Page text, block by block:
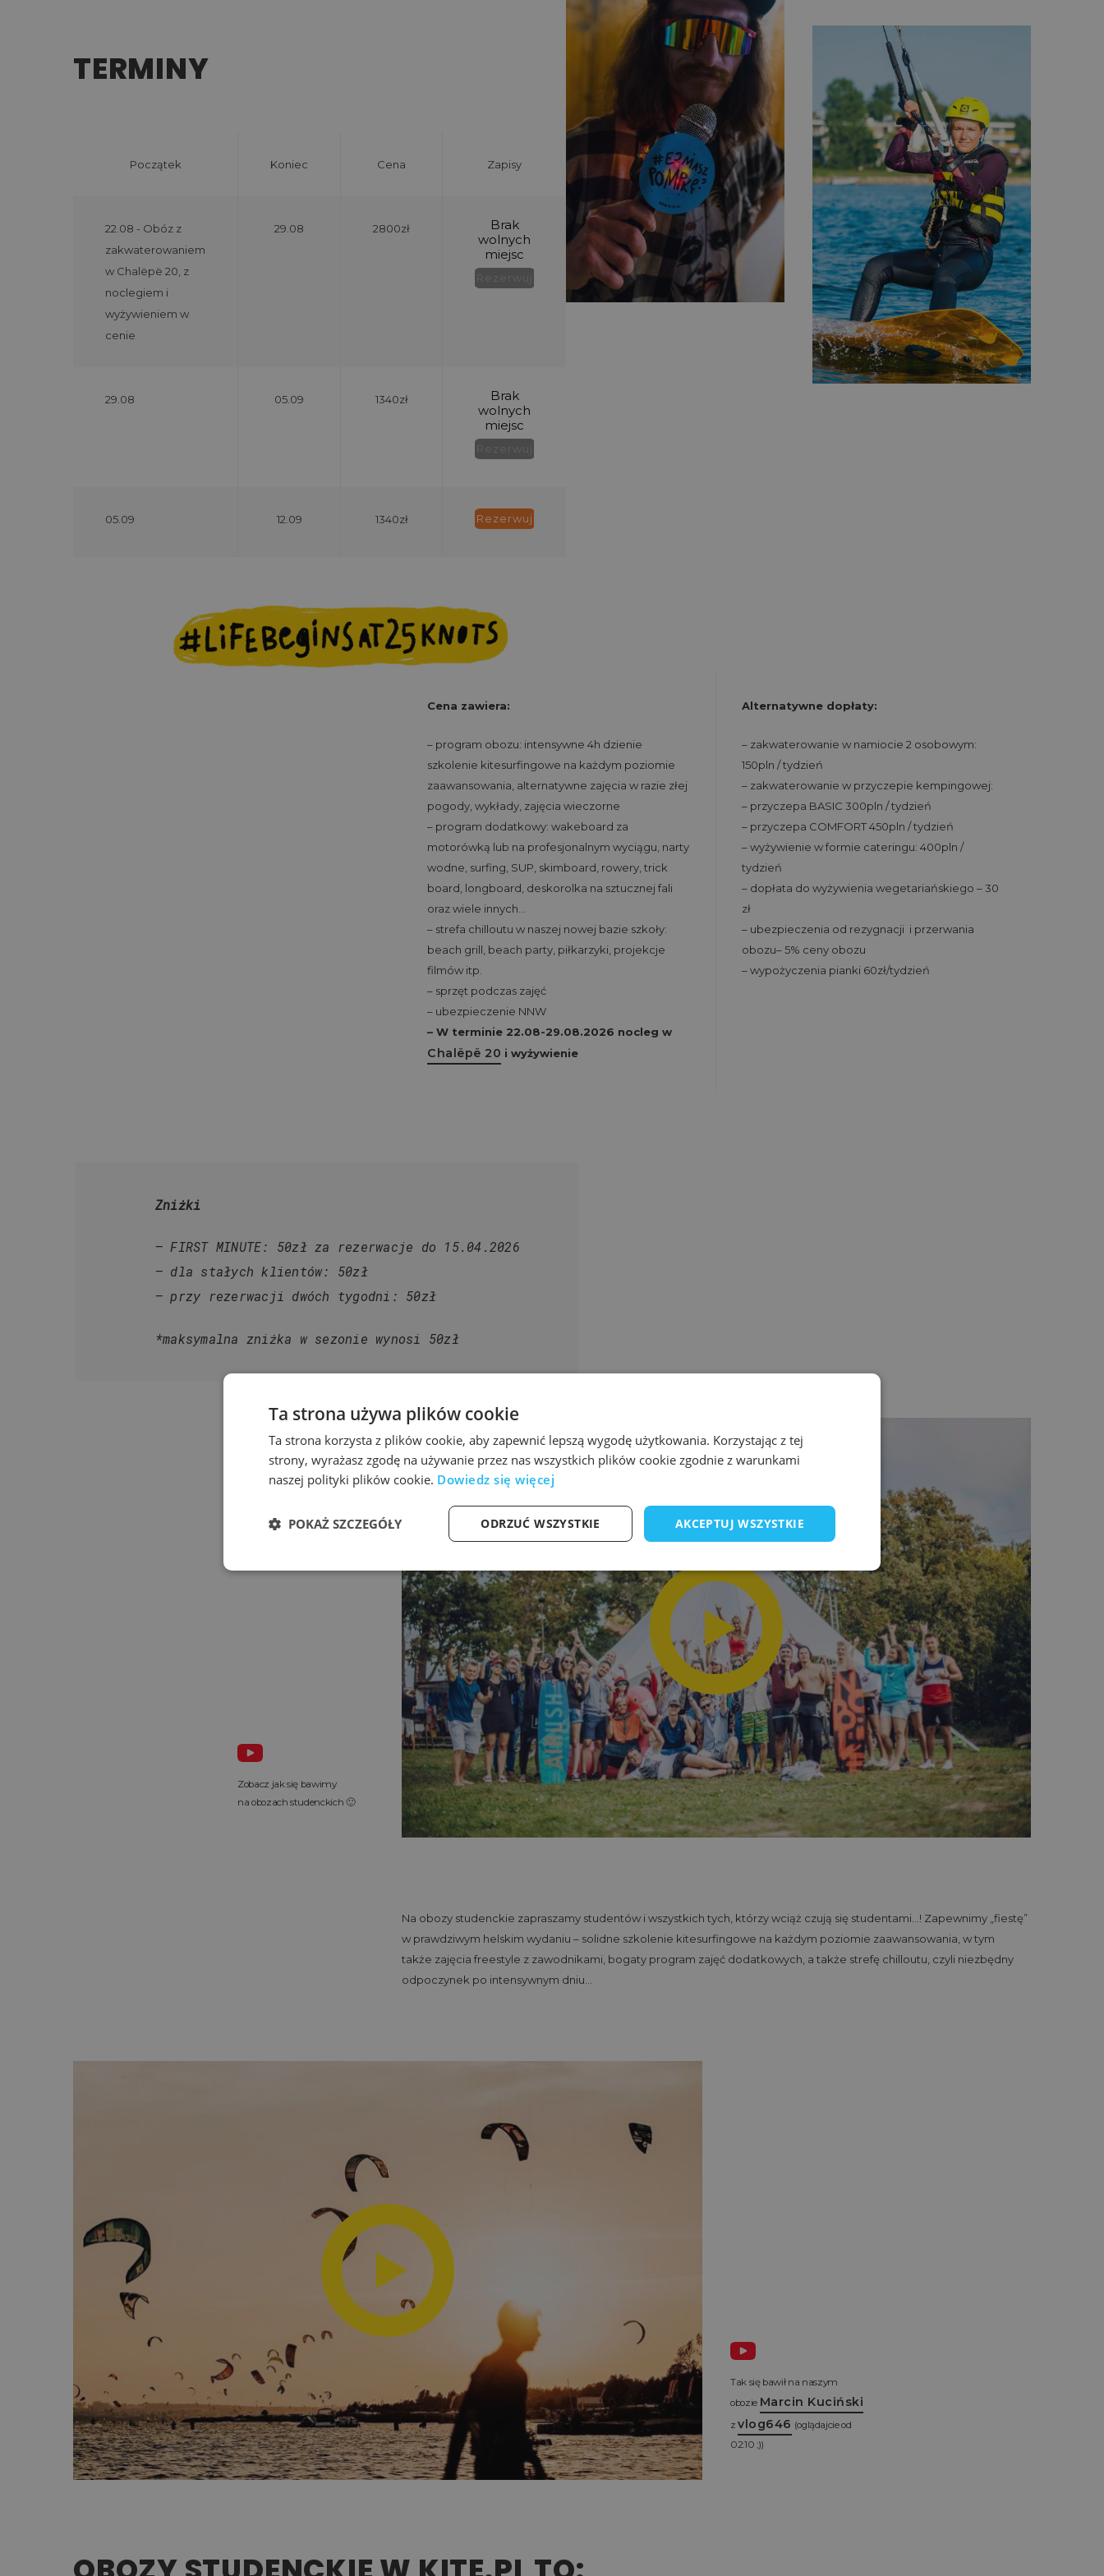
TERMINY
Początek Koniec Cena Zapisy
22.08 - Obóz z
zakwaterowaniem
w Chalëpë 20, z
noclegiem i
wyżywieniem w
cenie
29.08 2800zł
29.08 05.09 1340zł
05.09 12.09 1340zł
Cena zawiera:
– program obozu: intensywne 4h dzienie
szkolenie kitesurfingowe na każdym poziomie
zaawansowania, alternatywne zajęcia w razie złej
pogody, wykłady, zajęcia wieczorne
– program dodatkowy: wakeboard za
motorówką lub na profesjonalnym wyciągu, narty
wodne, surfing, SUP, skimboard, rowery, trick
board, longboard, deskorolka na sztucznej fali
oraz wiele innych…
– strefa chilloutu w naszej nowej bazie szkoły:
beach grill, beach party, piłkarzyki, projekcje
filmów itp.
– sprzęt podczas zajęć
– ubezpieczenie NNW
– W terminie 22.08-29.08.2026 nocleg w
Chalëpë 20 i wyżywienie
Alternatywne dopłaty:
– zakwaterowanie w namiocie 2 osobowym:
150pln / tydzień
– zakwaterowanie w przyczepie kempingowej:
– przyczepa BASIC 300pln / tydzień
– przyczepa COMFORT 450pln / tydzień
– wyżywienie w formie cateringu: 400pln /
tydzień
– dopłata do wyżywienia wegetariańskiego – 30
zł
– ubezpieczenia od rezygnacji i przerwania
obozu– 5% ceny obozu
– wypożyczenia pianki 60zł/tydzień
Zniżki
– FIRST MINUTE: 50zł za rezerwacje do 15.04.2026
– dla stałych klientów: 50zł
– przy rezerwacji dwóch tygodni: 50zł
*maksymalna zniżka w sezonie wynosi 50zł
Zobacz jak się bawimy
na obozach studenckich 🙂
Na obozy studenckie zapraszamy studentów i wszystkich tych, którzy wciąż czują się studentami…! Zapewnimy „fiestę”
w prawdziwym helskim wydaniu – solidne szkolenie kitesurfingowe na każdym poziomie zaawansowania, w tym
także zajęcia freestyle z zawodnikami, bogaty program zajęć dodatkowych, a także strefę chilloutu, czyli niezbędny
odpoczynek po intensywnym dniu…
Tak się bawił na naszym
obozie Marcin Kuciński
zvlog646 (oglądajcie od
02:10 ;))
Ta strona używa plików cookie
Ta strona korzysta z plików cookie, aby zapewnić lepszą wygodę użytkowania. Korzystając z tej
strony, wyrażasz zgodę na używanie przez nas wszystkich plików cookie zgodnie z warunkami
naszej polityki plików cookie. Dowiedz się więcej
AKCEPTUJ WSZYSTKIE
ODRZUĆ WSZYSTKIE
POKAŻ SZCZEGÓŁY